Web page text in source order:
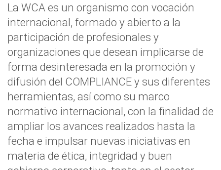
La WCA es un organismo con vocación
internacional, formado y abierto a la
participación de profesionales y
organizaciones que desean implicarse de
forma desinteresada en la promoción y
difusión del COMPLIANCE y sus diferentes
herramientas, así como su marco
normativo internacional, con la finalidad de
ampliar los avances realizados hasta la
fecha e impulsar nuevas iniciativas en
materia de ética, integridad y buen